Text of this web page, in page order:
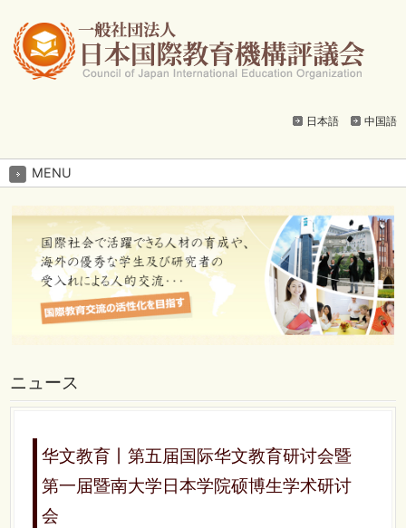
日本語 中国語
MENU
ニュース
华文教育丨第五届国际华文教育研讨会暨
第一届暨南大学日本学院硕博生学术研讨
会